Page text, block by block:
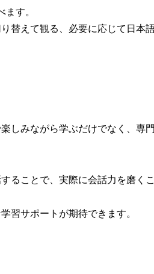
す。
替えて観る、必要に応じて日本
しみながら学ぶだけでなく、専
ることで、実際に会話力を磨く
習サポートが期待できます。